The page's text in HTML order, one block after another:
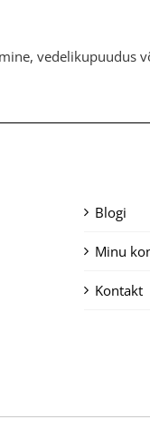
vedelikupuudus
Blogi
Minu
Kontakt